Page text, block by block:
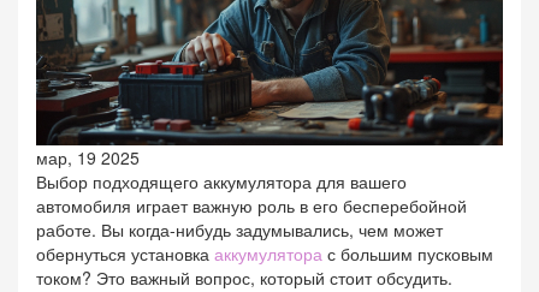
мар, 19 2025
Выбор подходящего аккумулятора для вашего
автомобиля играет важную роль в его бесперебойной
работе. Вы когда-нибудь задумывались, чем может
обернуться установка аккумулятора с большим пусковым
током? Это важный вопрос, который стоит обсудить.